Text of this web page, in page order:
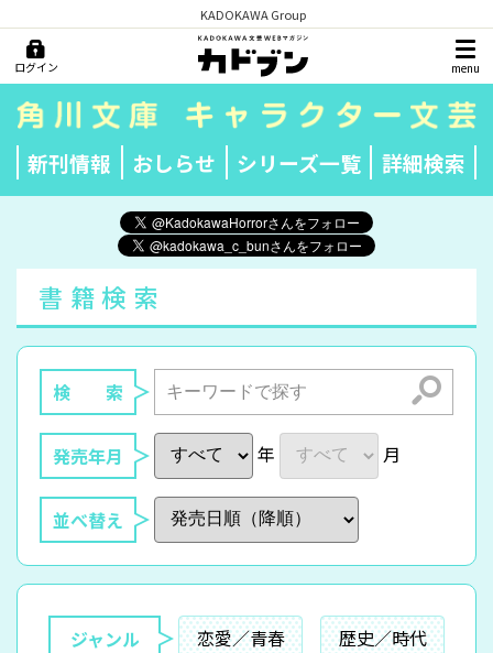
KADOKAWA Group
ログイン menu
新刊情報 おしらせ シリーズ一覧 詳細検索
書籍検索
検 索 検索
発売年月 年 月
並べ替え
ジャンル 恋愛／青春 歴史／時代